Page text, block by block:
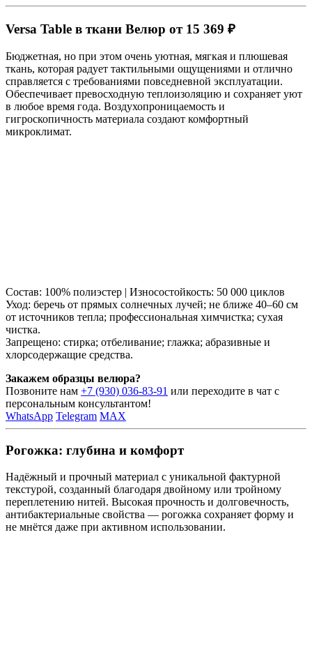
Versa Table в ткани Велюр от 15 369 ₽
Бюджетная, но при этом очень уютная, мягкая и плюшевая
ткань, которая радует тактильными ощущениями и отлично
справляется с требованиями повседневной эксплуатации.
Обеспечивает превосходную теплоизоляцию и сохраняет уют
в любое время года. Воздухопроницаемость и
гигроскопичность материала создают комфортный
микроклимат.
Состав: 100% полиэстер | Износостойкость: 50 000 циклов
Уход: беречь от прямых солнечных лучей; не ближе 40–60 см
от источников тепла; профессиональная химчистка; сухая
чистка.
Запрещено: стирка; отбеливание; глажка; абразивные и
хлорсодержащие средства.
Закажем образцы велюра?
Позвоните нам +7 (930) 036-83-91 или переходите в чат с
персональным консультантом!
WhatsApp Telegram MAX
Рогожка: глубина и комфорт
Надёжный и прочный материал с уникальной фактурной
текстурой, созданный благодаря двойному или тройному
переплетению нитей. Высокая прочность и долговечность,
антибактериальные свойства — рогожка сохраняет форму и
не мнётся даже при активном использовании.